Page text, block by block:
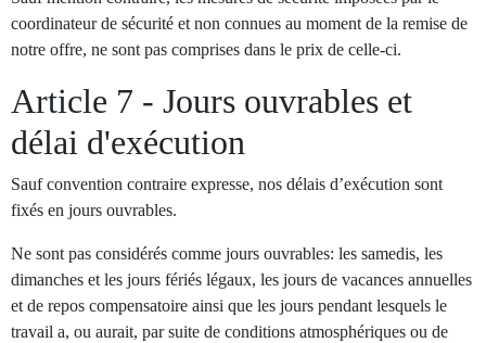
coordinateur de sécurité et non connues au moment de la remise de
notre offre, ne sont pas comprises dans le prix de celle-ci.
Article 7 - Jours ouvrables et
délai d'exécution
Sauf convention contraire expresse, nos délais d’exécution sont
fixés en jours ouvrables.
Ne sont pas considérés comme jours ouvrables: les samedis, les
dimanches et les jours fériés légaux, les jours de vacances annuelles
et de repos compensatoire ainsi que les jours pendant lesquels le
travail a, ou aurait, par suite de conditions atmosphériques ou de